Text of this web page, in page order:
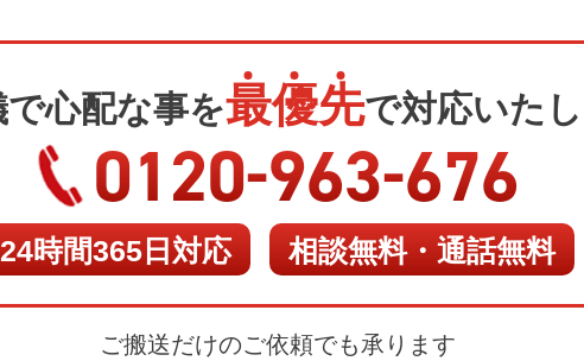
で心配な事を最優先で対応いた
0120-963-676
24時間365日対応 相談無料・通話無料
ご搬送だけのご依頼でも承ります